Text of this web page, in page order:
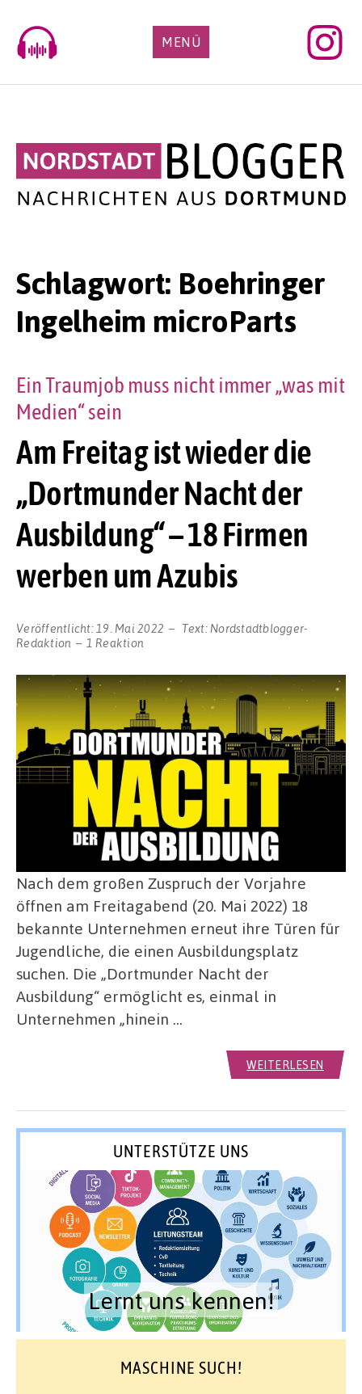
content
MENÜ
Schlagwort: Boehringer
Ingelheim microParts
Am Freitag ist wieder die
„Dortmunder Nacht der
Ausbildung“ – 18 Firmen
werben um Azubis
Ein Traumjob muss nicht immer „was mit
Medien“ sein
Veröffentlicht: 19. Mai 2022 Text: Nordstadtblogger-
Redaktion
1 Reaktion
Nach dem großen Zuspruch der Vorjahre
öffnen am Freitagabend (20. Mai 2022) 18
bekannte Unternehmen erneut ihre Türen für
Jugendliche, die einen Ausbildungsplatz
suchen. Die „Dortmunder Nacht der
Ausbildung“ ermöglicht es, einmal in
Unternehmen „hinein …
WEITERLESEN
UNTERSTÜTZE UNS
Lernt uns kennen!
MASCHINE SUCH!